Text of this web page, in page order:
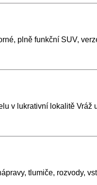
plně funkční SUV,
v lukrativní lokalitě Vráž
tlumiče, rozvody,